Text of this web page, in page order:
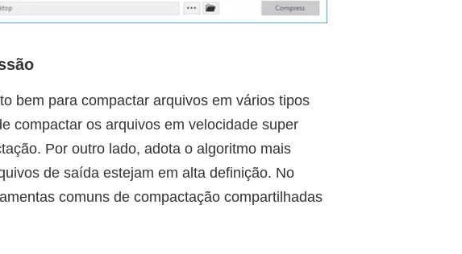
bem para compactar arquivos em vários tipos
compactar os arquivos em velocidade super
Por outro lado, adota o algoritmo mais
de saída estejam em alta definição. No
comuns de compactação compartilhadas